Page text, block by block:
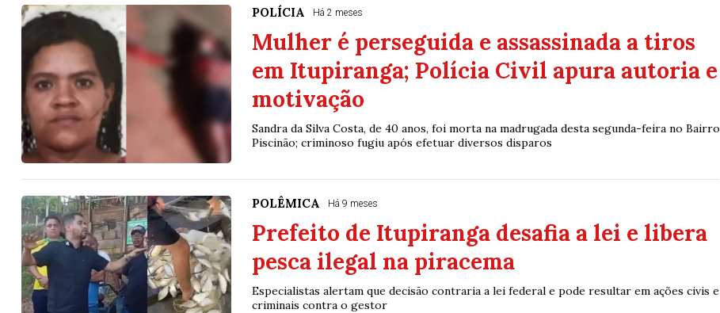
POLÍCIA Há 2 meses
Mulher é perseguida e assassinada a tiros
em Itupiranga; Polícia Civil apura autoria e
motivação
Sandra da Silva Costa, de 40 anos, foi morta na madrugada desta segunda-feira no Bairro
Piscinão; criminoso fugiu após efetuar diversos disparos
POLÊMICA Há 9 meses
Prefeito de Itupiranga desafia a lei e libera
pesca ilegal na piracema
Especialistas alertam que decisão contraria a lei federal e pode resultar em ações civis e
criminais contra o gestor